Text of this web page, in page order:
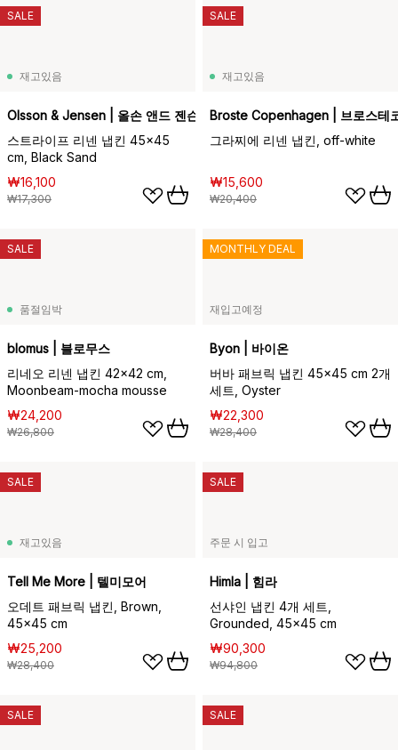
재고있음
Olsson & Jensen | 올손 앤드 젠슨
스트라이프 리넨 냅킨 45x45
cm, Black Sand
₩16,100
₩17,300
SALE
재고있음
Broste Copenhagen | 브로스테
그라찌에 리넨 냅킨, off-white
₩15,600
₩20,400
SALE
품절임박
blomus | 블로무스
리네오 리넨 냅킨 42x42 cm,
Moonbeam-mocha mousse
₩24,200
₩26,800
SALE
재입고예정
Byon | 바이온
버바 패브릭 냅킨 45x45 cm 2개
세트, Oyster
₩22,300
₩28,400
MONTHLY DEAL
재고있음
Tell Me More | 텔미모어
오데트 패브릭 냅킨, Brown,
45x45 cm
₩25,200
₩28,400
SALE
주문 시 입고
Himla | 힘라
선샤인 냅킨 4개 세트,
Grounded, 45x45 cm
₩90,300
₩94,800
SALE
SALE SALE